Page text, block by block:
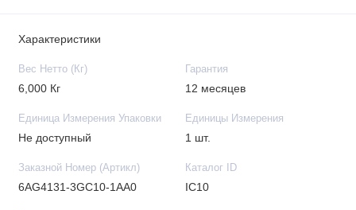
Характеристики
Вес Нетто (Кг)
6,000 Кг
Гарантия
12 месяцев
Единица Измерения Упаковки
Не доступный
Единицы Измерения
1 шт.
Заказной Номер (Артикл)
6AG4131-3GC10-1AA0
Каталог ID
IC10